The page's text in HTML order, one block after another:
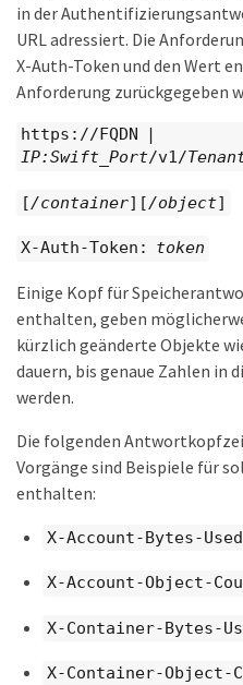
in der
URL adressiert. Die
X-Auth-Token und den Wert
Anforderung zurückgegeben
https://FQDN |
IP:Swift_Port/v1/
[/container][/object]
X-Auth-Token: token
Einige Kopf für
enthalten, geben
kürzlich geänderte Objekte
dauern, bis genaue Zahlen in
werden.
Die folgenden
Vorgänge sind Beispiele für
enthalten:
X-Account-Bytes-Used
X-Account-Object-
X-Container-Bytes-
X-Container-Object-